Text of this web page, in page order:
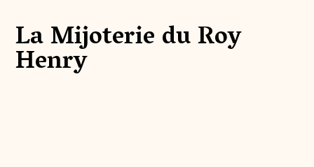
La Mijoterie du Roy
Henry